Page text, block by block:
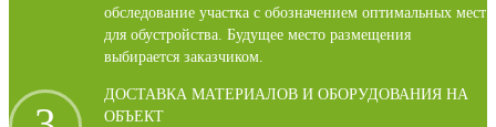
обследование участка с обозначением оптимальных мест
для обустройства. Будущее место размещения
выбирается заказчиком.
ДОСТАВКА МАТЕРИАЛОВ И ОБОРУДОВАНИЯ НА
ОБЪЕКТ